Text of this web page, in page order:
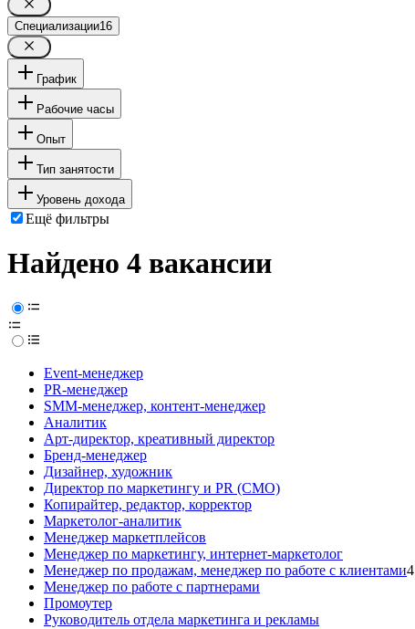
Специализации16
График
Рабочие часы
Опыт
Тип занятости
Уровень дохода
Ещё фильтры
Найдено 4 вакансии
Event-менеджер
PR-менеджер
SMM-менеджер, контент-менеджер
Аналитик
Арт-директор, креативный директор
Бренд-менеджер
Дизайнер, художник
Директор по маркетингу и PR (CMO)
Копирайтер, редактор, корректор
Маркетолог-аналитик
Менеджер маркетплейсов
Менеджер по маркетингу, интернет-маркетолог
Менеджер по продажам, менеджер по работе с клиентами4
Менеджер по работе с партнерами
Промоутер
Руководитель отдела маркетинга и рекламы